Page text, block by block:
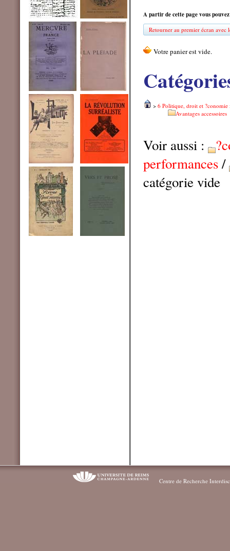
A partir de cette page vous
Retourner au premier écran avec
> 6 Politique, droit et ?conomie
Avantages accessoires
Voir aussi :
performances/
catégorie vide
Centre de Recherche